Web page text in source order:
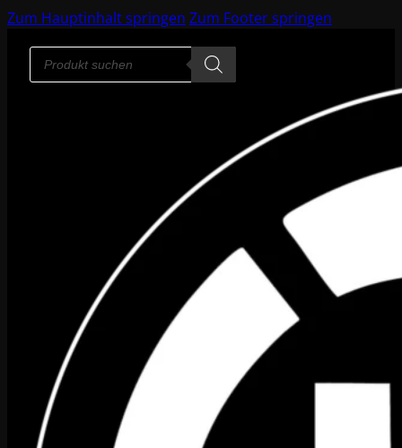
Zum Hauptinhalt springen Zum Footer springen
Products
search